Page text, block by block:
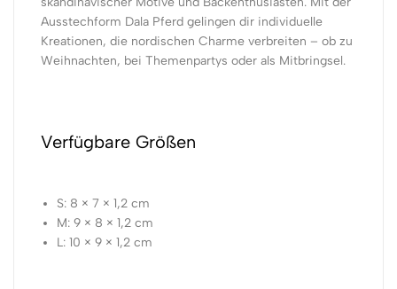
Ausstechform Dala Pferd gelingen dir individuelle
Kreationen, die nordischen Charme verbreiten – ob zu
Weihnachten, bei Themenpartys oder als Mitbringsel.
Verfügbare Größen
S: 8 × 7 × 1,2 cm
M: 9 × 8 × 1,2 cm
L: 10 × 9 × 1,2 cm